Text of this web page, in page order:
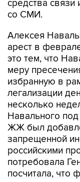
Алексея
это тем, что
меру
избранную в
легализации
несколько
Навального под
ЖЖ был
запрещенной
российскими
потребовала
посчитала, что
нарушало
Навального.